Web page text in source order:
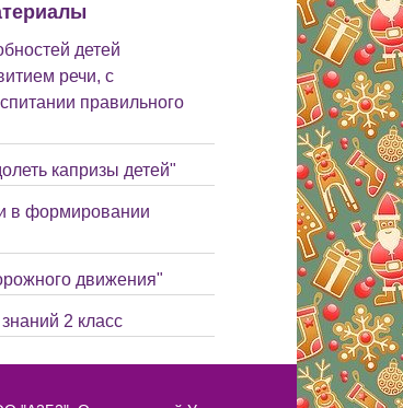
детей
речи, с
правильного
капризы детей"
в формировании
движения"
2 класс